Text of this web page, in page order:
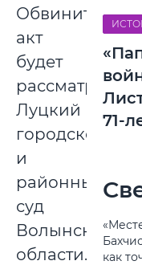
акт
будет
рассматривать
Луцкий
городской
и
районный
суд
Волынской
области.
71-
как